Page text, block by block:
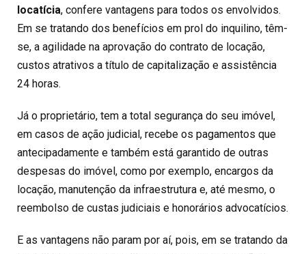
locatícia, confere vantagens para todos os envolvidos.
Em se tratando dos benefícios em prol do inquilino, têm-
se, a agilidade na aprovação do contrato de locação,
custos atrativos a título de capitalização e assistência
24 horas.
Já o proprietário, tem a total segurança do seu imóvel,
em casos de ação judicial, recebe os pagamentos que
antecipadamente e também está garantido de outras
despesas do imóvel, como por exemplo, encargos da
locação, manutenção da infraestrutura e, até mesmo, o
reembolso de custas judiciais e honorários advocatícios.
E as vantagens não param por aí, pois, em se tratando da